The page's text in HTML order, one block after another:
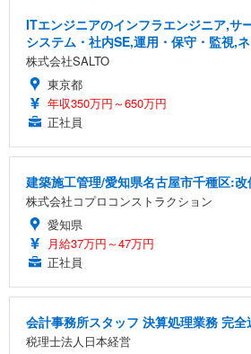
ITエンジニアのインフラエンジニア,サ
システム・社内SE,運用・保守・監視,
株式会社SALTO
東京都
年収350万円～650万円
正社員
建築施工管理/愛知県名古屋市千種区:
株式会社コプロコンストラクション
愛知県
月給37万円～47万円
正社員
会計事務所スタッフ 決算処理業務 完
税理士法人日本経営